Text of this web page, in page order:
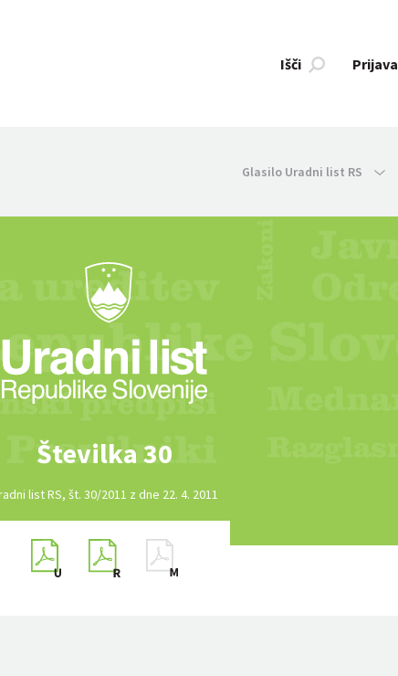
Išči Prijava
Glasilo Uradni list RS
Številka 30
list RS, št. 30/2011 z dne 22. 4. 2011